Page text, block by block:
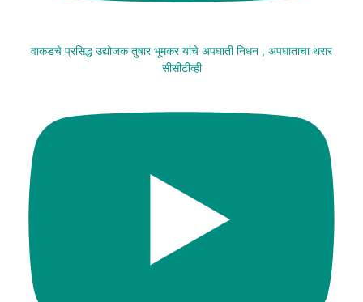
वाकडचे प्रसिद्ध उद्योजक तुषार भूमकर यांचे अपघाती निधन , अपघाताचा थरार
सीसीटीव्ही